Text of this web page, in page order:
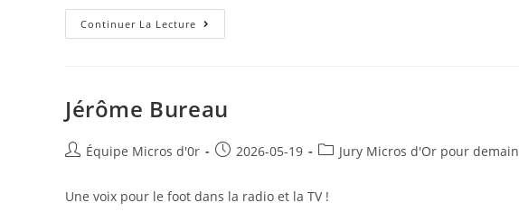
Continuer La Lecture Alban
Mikoczy
Jérôme Bureau
Auteur/autrice
la
publication :
Équipe Micros d'0r
Publication
2026-05-19
PostJury Micros d'Or pour demain
Une voix pour le foot dans la radio et la TV !